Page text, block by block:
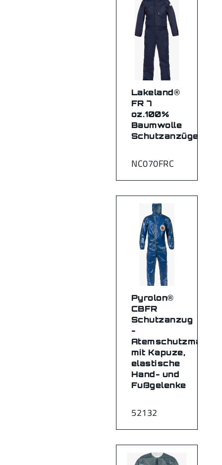
NC070FRC
Lakeland®
FR 7
oz.100%
Baumwolle
Schutzanzüge
52132
Pyrolon®
CBFR
Schutzanzug
-
Atemschutzmaske
mit Kapuze,
elastische
Hand- und
Fußgelenke